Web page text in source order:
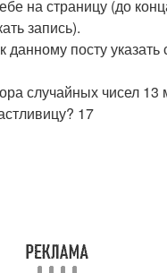
на страницу (до
запись).
данному посту
случайных чисел 13
17